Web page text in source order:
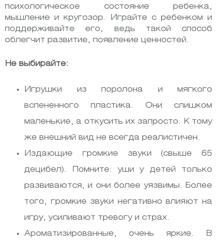
психологическое состояние ребенка,
мышление и кругозор. Играйте с ребенком и
поддерживайте его, ведь такой способ
облегчит развитие, появление ценностей.
Не выбирайте:
Игрушки из поролона и мягкого
вспененного пластика. Они слишком
маленькие, а откусить их запросто. К тому
же внешний вид не всегда реалистичен.
Издающие громкие звуки (свыше 65
децибел). Помните: уши у детей только
развиваются, и они более уязвимы. Более
того, громкие звуки негативно влияют на
игру, усиливают тревогу и страх.
Ароматизированные, очень яркие. В